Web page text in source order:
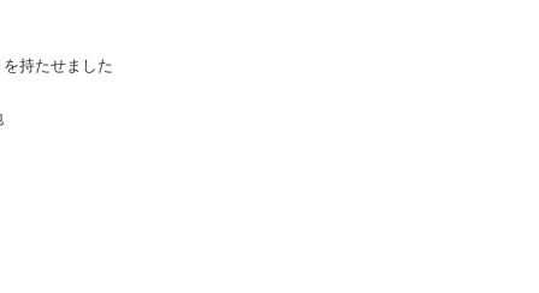
持たせました